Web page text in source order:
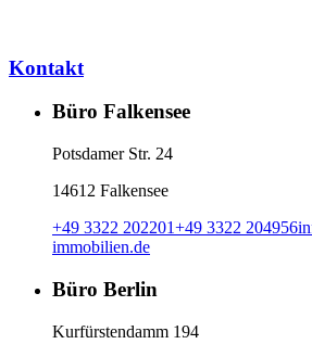
Kontakt
Büro Falkensee
Potsdamer Str. 24
14612 Falkensee
+49 3322 202201+49 3322 204956
immobilien.de
Büro Berlin
Kurfürstendamm 194